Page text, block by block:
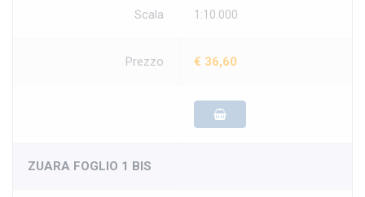
Scala 1:10.000
Prezzo € 36,60
ZUARA FOGLIO 1 BIS